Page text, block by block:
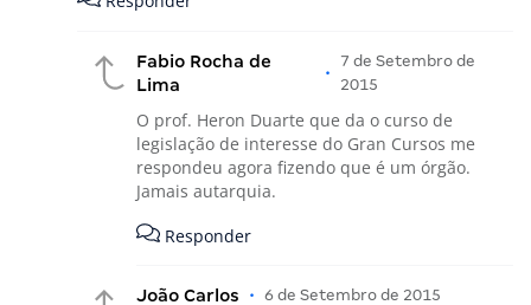
Fabio Rocha de
Lima
•
7 de Setembro de
2015
O prof. Heron Duarte que da o curso de
legislação de interesse do Gran Cursos me
respondeu agora fizendo que é um órgão.
Jamais autarquia.
Responder
João Carlos • 6 de Setembro de 2015